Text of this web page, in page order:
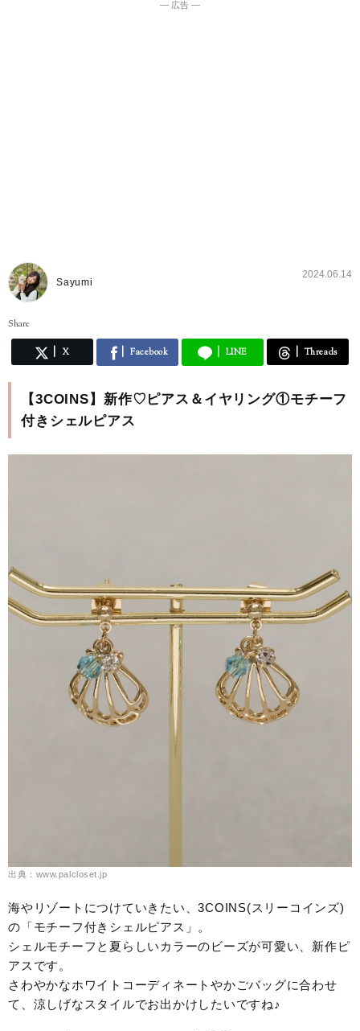
― 広告 ―
Sayumi
2024.06.14
Share
X Facebook LINE Threads
【3COINS】新作♡ピアス＆イヤリング①モチーフ
付きシェルピアス
出典：www.palcloset.jp
海やリゾートにつけていきたい、3COINS(スリーコインズ)
の「モチーフ付きシェルピアス」。
シェルモチーフと夏らしいカラーのビーズが可愛い、新作ピ
アスです。
さわやかなホワイトコーディネートやかごバッグに合わせ
て、涼しげなスタイルでお出かけしたいですね♪